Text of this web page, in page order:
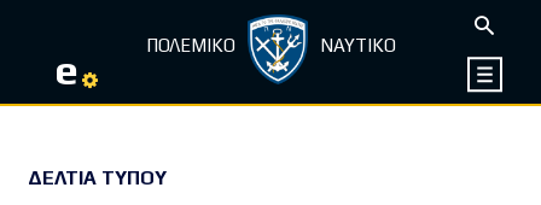
e ΠΟΛΕΜΙΚΟ ΝΑΥΤΙΚΟ
ΔΕΛΤΊΑ ΤΎΠΟΥ